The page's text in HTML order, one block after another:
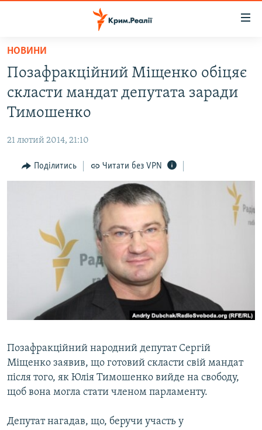
Перейти
основного
матеріалу
Перейти
до
основної
Перейти
до
НОВИНИ
ВОДА.КРИМ
ВІДЕО ТА ФОТО
БЛОГИ
ПОГЛЯД
СПЕЦПРОЕКТИ
ДЕПОРТАЦІЯ
ВІДЕОУРОКИ «ELIFBE»
СВІДЧЕННЯ ОКУПАЦІЇ
УКРАЇНСЬКА ПРОБЛЕМА КРИМУ
ЯК ОБІЙТИ БЛОКУВАННЯ
Qırımtatar
Усі сайти RFE/RL
НОВИНИ
Позафракційний Міщенко обіцяє
скласти мандат депутата заради
Тимошенко
21 лютий 2014, 21:10
Поділитись Читати без VPN
Позафракційний народний депутат Сергій
Міщенко заявив, що готовий скласти свій мандат
після того, як Юлія Тимошенко вийде на свободу,
щоб вона могла стати членом парламенту.
Депутат нагадав, що, беручи участь у